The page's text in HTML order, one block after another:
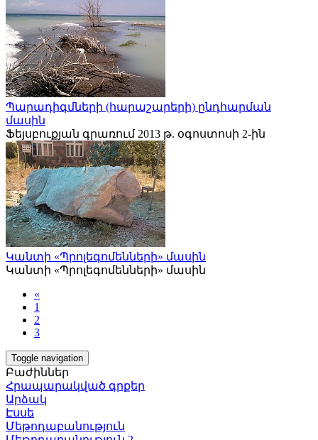
Պարադիգմների (հարաշարերի) ընդհարման
մասին
Ֆեյսբուքյան գրառում 2013 թ. օգոստոսի 2-ին
Կանտի «Պրոլեգոմենների» մասին
Կանտի «Պրոլեգոմենների» մասին
«
1
2
3
Toggle navigation
Բաժիններ
Հրապարակված գրքեր
Արձակ
Էսսե
Մեթոդաբանություն